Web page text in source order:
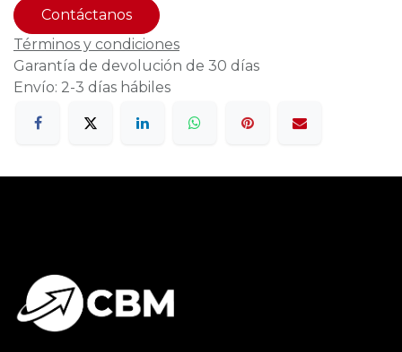
Contáctanos
Términos y condiciones
Garantía de devolución de 30 días
Envío: 2-3 días hábiles